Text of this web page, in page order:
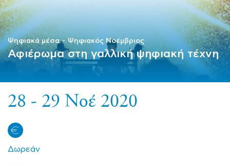
28 - 29 Νοέ 2020
Δωρεάν
Ψηφιακά μέσα Ψηφιακός Νοέμβριος
Αφιέρωμα στη γαλλική ψηφιακή τέχνη